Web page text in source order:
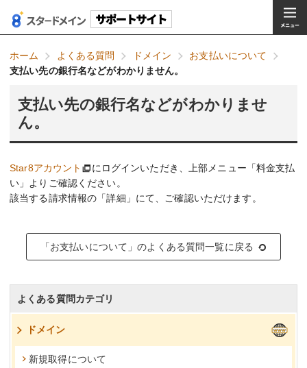
ホーム よくある質問 ドメイン
お支払いについて
支払い先の銀行名などがわかりません。
支払い先の銀行名などがわかりませ
ん。
Star8アカウント
にログインいただき、上部メニュー「料金支払
い」よりご確認ください。
該当する請求情報の「詳細」にて、ご確認いただけます。
「お支払いについて」のよくある質問一覧に戻る
よくある質問カテゴリ
ドメイン
新規取得について